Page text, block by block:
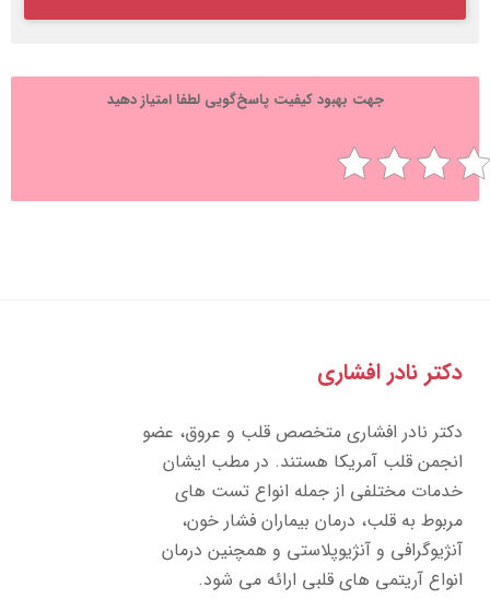
جهت بهبود کیفیت پاسخ‌گویی لطفا امتیاز دهید
نادر افشاری
نادر افشاری متخصص قلب و عروق، عضو
قلب آمریکا هستند. در مطب ایشان
مختلفی از جمله انواع تست های
به قلب، درمان بیماران فشار خون،
و آنژیوپلاستی و همچنین درمان
آریتمی های قلبی ارائه می شود.